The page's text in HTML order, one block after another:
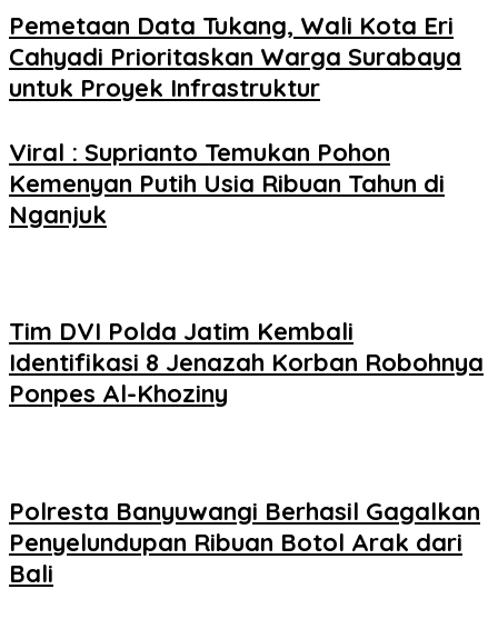
Pemetaan Data Tukang, Wali Kota Eri
Cahyadi Prioritaskan Warga Surabaya
untuk Proyek Infrastruktur
Viral : Suprianto Temukan Pohon
Kemenyan Putih Usia Ribuan Tahun di
Nganjuk
Tim DVI Polda Jatim Kembali
Identifikasi 8 Jenazah Korban Robohnya
Ponpes Al-Khoziny
Polresta Banyuwangi Berhasil Gagalkan
Penyelundupan Ribuan Botol Arak dari
Bali